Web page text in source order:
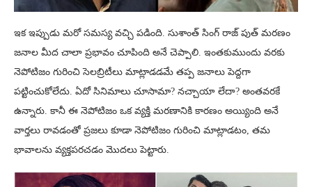
ఇక ఇప్పుడు మరో సమస్య వచ్చి పడింది. సుశాంత్ సింగ్ రాజ్ పుత్ మరణం
జనాల మీద చాలా ప్రభావం చూపింది అనే చెప్పాలి. ఇంతకుముందు వరకు
నెపోటిజం గురించి సెలబ్రిటీలు మాట్లాడడమే తప్ప జనాలు పెద్దగా
పట్టించుకోలేదు. ఏదో సినిమాలు చూసామా? నచ్చాయా లేదా? అంతవరకే
ఉన్నారు. కానీ ఈ నెపోటిజం ఒక వ్యక్తి మరణానికి కారణం అయ్యింది అనే
వార్తలు రావడంతో ప్రజలు కూడా నెపోటిజం గురించి మాట్లాడటం, తమ
భావాలను వ్యక్తపరచడం మొదలు పెట్టారు.